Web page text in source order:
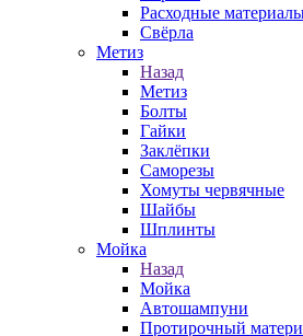
Расходные
Свёрла
Метиз
Назад
Метиз
Болты
Гайки
Заклёпки
Саморезы
Хомуты червячные
Шайбы
Шплинты
Мойка
Назад
Мойка
Автошампуни
Протирочный